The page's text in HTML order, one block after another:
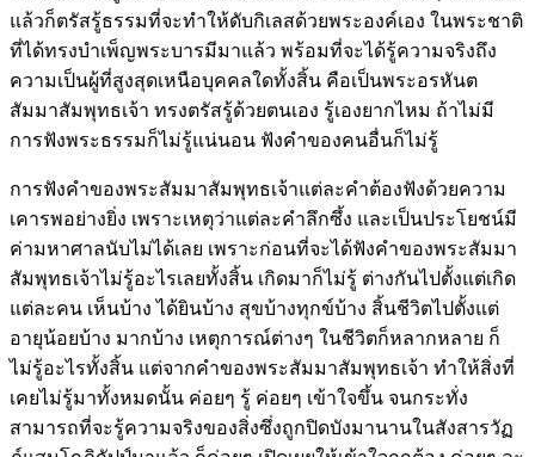
แล้วก็ตรัสรู้ธรรมที่จะทำให้ดับกิเลสด้วยพระองค์เอง ในพระชาติ
ที่ได้ทรงบำเพ็ญพระบารมีมาแล้ว พร้อมที่จะได้รู้ความจริงถึง
ความเป็นผู้ที่สูงสุดเหนือบุคคลใดทั้งสิ้น คือเป็นพระอรหันต
สัมมาสัมพุทธเจ้า ทรงตรัสรู้ด้วยตนเอง รู้เองยากไหม ถ้าไม่มี
การฟังพระธรรมก็ไม่รู้แน่นอน ฟังคำของคนอื่นก็ไม่รู้
การฟังคำของพระสัมมาสัมพุทธเจ้าแต่ละคำต้องฟังด้วยความ
เคารพอย่างยิ่ง เพราะเหตุว่าแต่ละคำลึกซึ้ง และเป็นประโยชน์มี
ค่ามหาศาลนับไม่ได้เลย เพราะก่อนที่จะได้ฟังคำของพระสัมมา
สัมพุทธเจ้าไม่รู้อะไรเลยทั้งสิ้น เกิดมาก็ไม่รู้ ต่างกันไปตั้งแต่เกิด
แต่ละคน เห็นบ้าง ได้ยินบ้าง สุขบ้างทุกข์บ้าง สิ้นชีวิตไปตั้งแต่
อายุน้อยบ้าง มากบ้าง เหตุการณ์ต่างๆ ในชีวิตก็หลากหลาย ก็
ไม่รู้อะไรทั้งสิ้น แต่จากคำของพระสัมมาสัมพุทธเจ้า ทำให้สิ่งที่
เคยไม่รู้มาทั้งหมดนั้น ค่อยๆ รู้ ค่อยๆ เข้าใจขึ้น จนกระทั่ง
สามารถที่จะรู้ความจริงของสิ่งซึ่งถูกปิดบังมานานในสังสารวัฏ